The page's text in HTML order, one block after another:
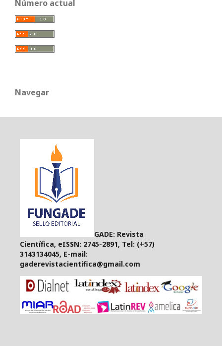
Número actual
Navegar
GADE: Revista
Científica, eISSN: 2745-2891, Tel: (+57)
3143134045, E-mail:
gaderevistacientifica@gmail.com